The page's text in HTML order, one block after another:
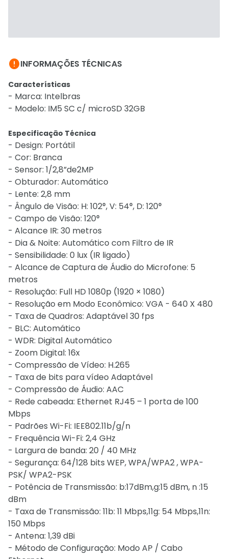
INFORMAÇÕES TÉCNICAS
Características
- Marca: Intelbras
- Modelo: IM5 SC c/ microSD 32GB
Especificação Técnica
- Design: Portátil
- Cor: Branca
- Sensor: 1/2,8”de2MP
- Obturador: Automático
- Lente: 2,8 mm
- Ângulo de Visão: H: 102°, V: 54°, D: 120°
- Campo de Visão: 120°
- Alcance IR: 30 metros
- Dia & Noite: Automático com Filtro de IR
- Sensibilidade: 0 lux (IR ligado)
- Alcance de Captura de Áudio do Microfone: 5
metros
- Resolução: Full HD 1080p (1920 × 1080)
- Resolução em Modo Econômico: VGA - 640 X 480
- Taxa de Quadros: Adaptável 30 fps
- BLC: Automático
- WDR: Digital Automático
- Zoom Digital: 16x
- Compressão de Vídeo: H.265
- Taxa de bits para vídeo Adaptável
- Compressão de Áudio: AAC
- Rede cabeada: Ethernet RJ45 – 1 porta de 100
Mbps
- Padrões Wi-Fi: IEE802.11b/g/n
- Frequência Wi-Fi: 2,4 GHz
- Largura de banda: 20 / 40 MHz
- Segurança: 64/128 bits WEP, WPA/WPA2 , WPA-
PSK/ WPA2-PSK
- Potência de Transmissão: b:17dBm,g:15 dBm, n :15
dBm
- Taxa de Transmissão: 11b: 11 Mbps,11g: 54 Mbps,11n:
150 Mbps
- Antena: 1,39 dBi
- Método de Configuração: Modo AP / Cabo